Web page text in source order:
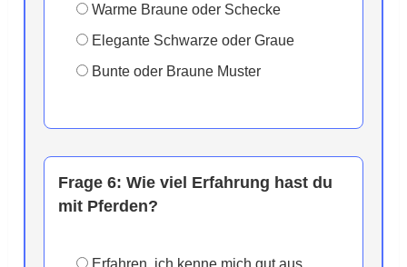
Warme Braune oder Schecke
Elegante Schwarze oder Graue
Bunte oder Braune Muster
Frage 6: Wie viel Erfahrung hast du
mit Pferden?
Erfahren, ich kenne mich gut aus